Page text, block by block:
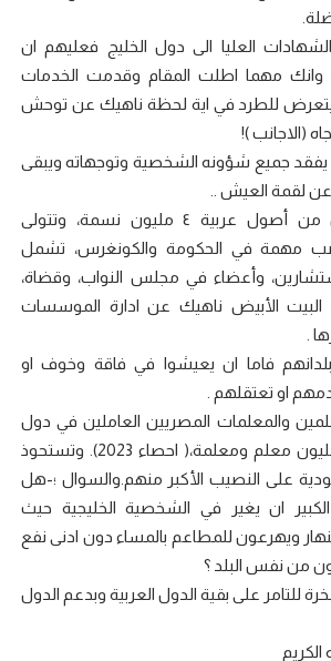
العليا الى دول الخليج فعليهم ان
وانك مهما اطلت المقام وقدمت الخدمات
للطرد في اية لحظة ناهيك عن توحش
(الاجانب )!
يفقد جميع شؤونه الشخصية وتوجهاته ويبقى
عن لقمة العيش ..
يبلغ عدد الأمريكيين من أصول عربية ٤ مليون نسمة، وتتولى
مهمة في الحكومة والكونغرس، تشمل
وأعضاء في مجلس النواب، وقضاة،
الأبيض ناهيك عن ادارة الموسسات
.
فاما ان يعيشوا في فاقة وخوف او
او تعتقلهم .
والمعلمات المصريين العاملين في دول
الخليج العربي نصف مليون معلم ومعلمة،( احصاء 2023). وتستحوذ
على النصيب الأكبر منهم.والسوال ؛-هل
ان يغير في الشخصية الخليجية حيث
ويهرعون للمطاعم بالمساء دون ادنى نفع
من نفس البلد ؟
للتامر على بقية الدول العربية وبدعم الدول